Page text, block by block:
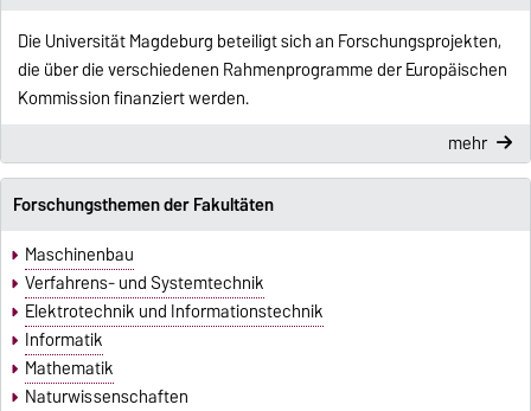
Die Universität Magdeburg beteiligt sich an Forschungsprojekten,
die über die verschiedenen Rahmenprogramme der Europäischen
Kommission finanziert werden.
mehr
Forschungsthemen der Fakultäten
Maschinenbau
Verfahrens- und Systemtechnik
Elektrotechnik und Informationstechnik
Informatik
Mathematik
Naturwissenschaften